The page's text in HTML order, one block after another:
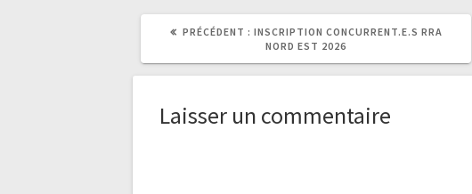
PRÉCÉDENT : ARTICLE
PRÉCÉDENT
INSCRIPTION CONCURRENT.E.S RRA
NORD EST 2026
Laisser un commentaire